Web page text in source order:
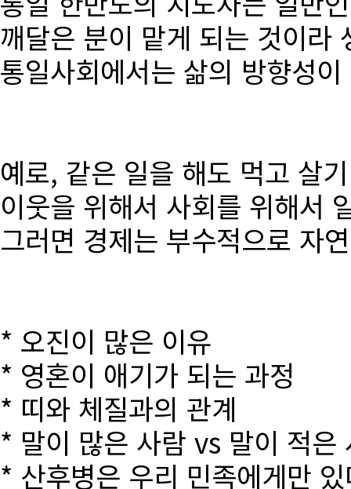
깨달은 분이 맡게 되는 것이라
통일사회에서는 삶의 방향성
예로, 같은 일을 해도 먹고 살
이웃을 위해서 사회를 위해서
그러면 경제는 부수적으로 자
* 오진이 많은 이유
* 영혼이 애기가 되는 과정
* 띠와 체질과의 관계
* 말이 많은 사람 vs 말이 적은
* 산후병은 우리 민족에게만